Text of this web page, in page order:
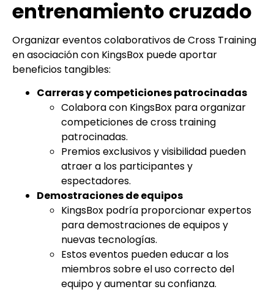
entrenamiento cruzado
Organizar eventos colaborativos de Cross Training
en asociación con KingsBox puede aportar
beneficios tangibles:
Carreras y competiciones patrocinadas
Colabora con KingsBox para organizar
competiciones de cross training
patrocinadas.
Premios exclusivos y visibilidad pueden
atraer a los participantes y
espectadores.
Demostraciones de equipos
KingsBox podría proporcionar expertos
para demostraciones de equipos y
nuevas tecnologías.
Estos eventos pueden educar a los
miembros sobre el uso correcto del
equipo y aumentar su confianza.